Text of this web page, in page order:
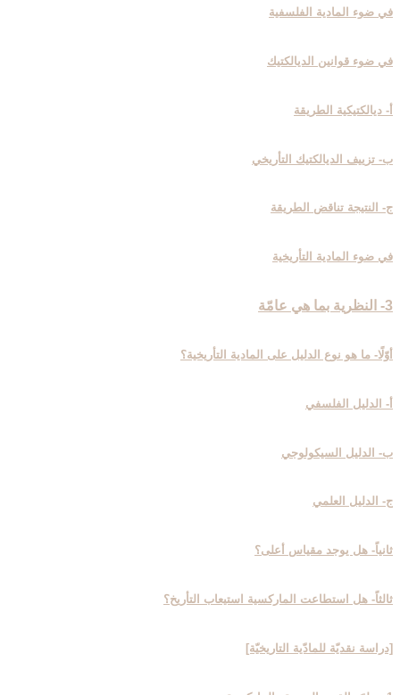
في ضوء المادية الفلسفية
في ضوء قوانين الديالكتيك
أ- ديالكتيكية الطريقة
ب- تزييف الديالكتيك التأريخي
ج- النتيجة تناقض الطريقة
في ضوء المادية التأريخية
3- النظرية بما هي عامّة
أوّلًا- ما هو نوع الدليل على المادية التأريخية؟
أ- الدليل الفلسفي
ب- الدليل السيكولوجي
ج- الدليل العلمي
ثانياً- هل يوجد مقياس أعلى؟
ثالثاً- هل استطاعت الماركسية استيعاب التأريخ؟
[دراسة نقديّة للمادّية التاريخيّة]